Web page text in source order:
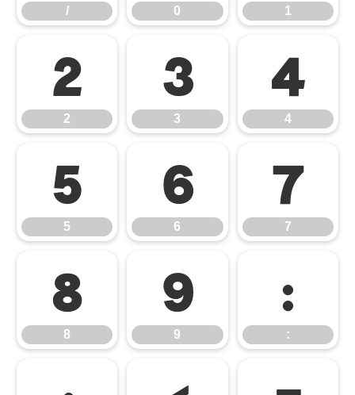
/ 0 1
2
2
3
3
4
4
5
5
6
6
7
7
8
8
9
9
:
: